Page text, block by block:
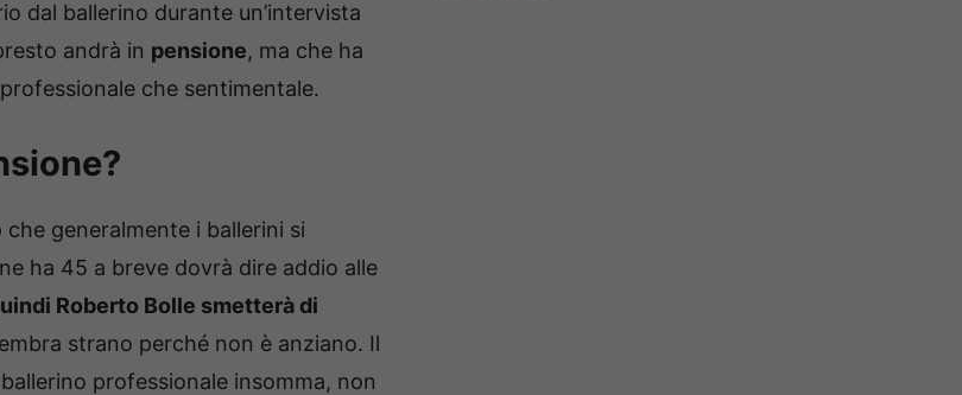
dal ballerino durante un’intervista
andrà in pensione, ma che ha
che sentimentale.
generalmente i ballerini si
ha 45 a breve dovrà dire addio alle
Roberto Bolle smetterà di
strano perché non è anziano. Il
professionale insomma, non